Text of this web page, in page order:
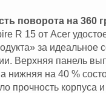
поворота на 360
R 15 от Acer
за идеальное
Верхняя панель
нижняя на 40 %
прочность корпуса